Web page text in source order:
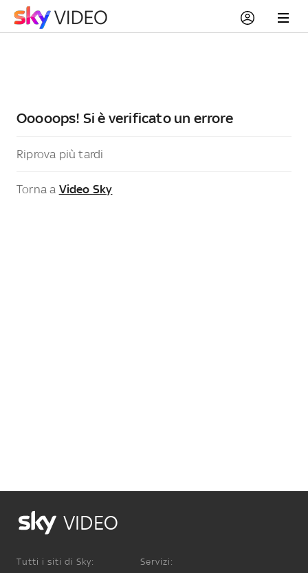
Ooooops! Si è verificato un errore
Riprova più tardi
Torna a Video Sky
VIDEO
Tutti i siti di Sky: Servizi: